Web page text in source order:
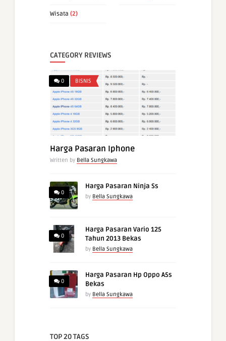
Wisata (2)
CATEGORY REVIEWS
0 BISNIS
Harga Pasaran Iphone
Written by Bella Sungkawa
0
Harga Pasaran Ninja Ss
by Bella Sungkawa
0
Harga Pasaran Vario 125
Tahun 2013 Bekas
by Bella Sungkawa
0
Harga Pasaran Hp Oppo A5s
Bekas
by Bella Sungkawa
TOP 20 TAGS